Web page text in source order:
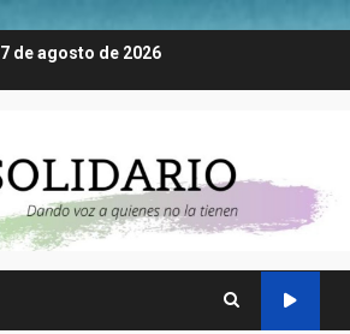
7 de agosto de 2026